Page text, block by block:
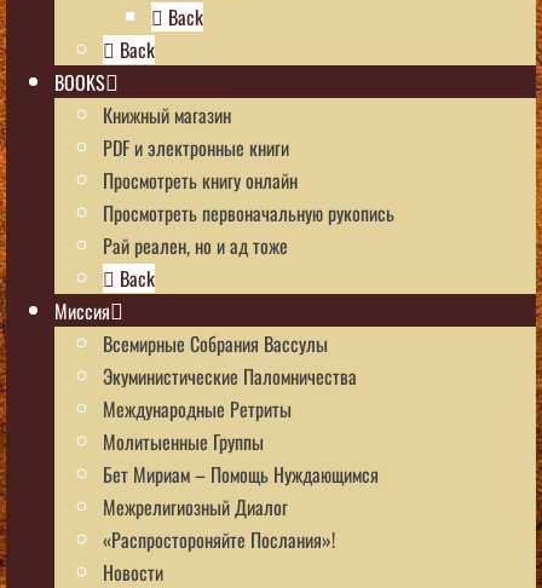
Back
Back
BOOKS
Книжный магазин
PDF и электронные книги
Просмотреть книгу онлайн
Просмотреть первоначальную рукопись
Рай реален, но и ад тоже
Back
Миссия
Всемирные Собрания Вассулы
Экуминистические Паломничества
Международные Ретриты
Молитыенные Группы
Бет Мириам – Помощь Нуждающимся
Межрелигиозный Диалог
«Распростороняйте Послания»!
Новости